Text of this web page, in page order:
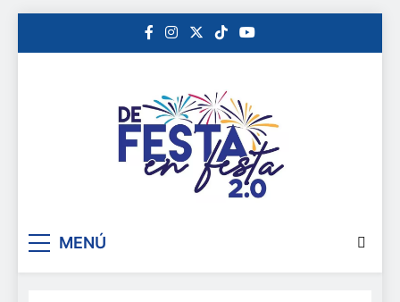
De festa en festa 2.0
MENÚ